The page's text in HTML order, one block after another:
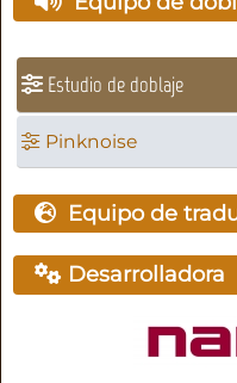
Estudio de doblaje
Pinknoise
Equipo de
Desarrolladora